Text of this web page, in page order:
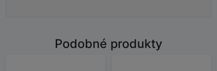
Podobné produkty